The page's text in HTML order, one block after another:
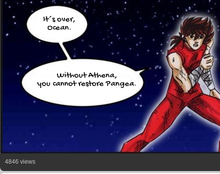
It´s over,
Ocean.
Without Athena,
you cannot restore Pangea.
4846 views